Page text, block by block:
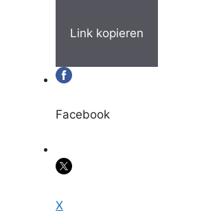
Link kopieren
Facebook
X